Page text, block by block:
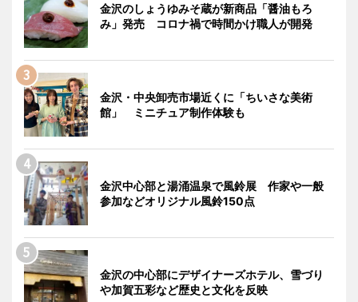
金沢のしょうゆみそ蔵が新商品「醤油もろ
み」発売 コロナ禍で時間かけ職人が開発
金沢・中央卸売市場近くに「ちいさな美術
館」 ミニチュア制作体験も
金沢中心部と湯涌温泉で風鈴展 作家や一般
参加などオリジナル風鈴150点
金沢の中心部にデザイナーズホテル、雪づり
や加賀五彩など歴史と文化を反映